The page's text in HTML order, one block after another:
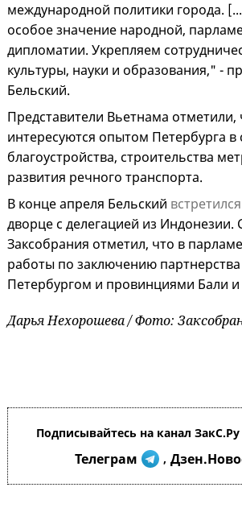
международной политики города.
особое значение народной,
дипломатии. Укрепляем
культуры, науки и образования," -
Бельский.
Представители Вьетнама отметили,
интересуются опытом Петербурга в
благоустройства, строительства
развития речного транспорта.
В конце апреля Бельский встретился
дворце с делегацией из Индонезии.
Заксобрания отметил, что в
работы по заключению
Петербургом и провинциями Бали
Дарья Нехорошева / Фото:
Подписывайтесь на канал ЗакС.Ру
Телеграм ,